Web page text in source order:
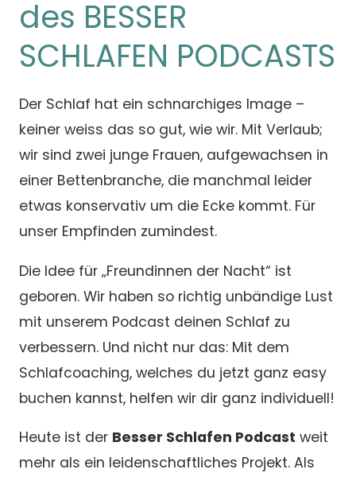
des BESSER
SCHLAFEN PODCASTS
Der Schlaf hat ein schnarchiges Image –
keiner weiss das so gut, wie wir. Mit Verlaub;
wir sind zwei junge Frauen, aufgewachsen in
einer Bettenbranche, die manchmal leider
etwas konservativ um die Ecke kommt. Für
unser Empfinden zumindest.
Die Idee für „Freundinnen der Nacht“ ist
geboren. Wir haben so richtig unbändige Lust
mit unserem Podcast deinen Schlaf zu
verbessern. Und nicht nur das: Mit dem
Schlafcoaching, welches du jetzt ganz easy
buchen kannst, helfen wir dir ganz individuell!
Heute ist der Besser Schlafen Podcast weit
mehr als ein leidenschaftliches Projekt. Als